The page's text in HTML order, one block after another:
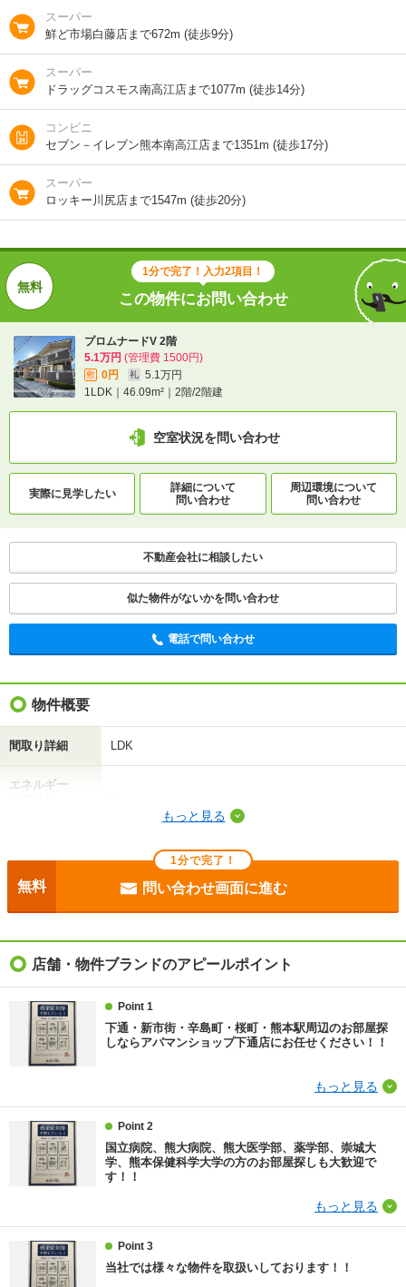
階建 2階/2階建
総戸数
向き 東
住所 熊本県熊本市南区白藤１
交通
ＪＲ鹿児島本線/川尻駅 歩19分
1分で完了！入力2項目！
この物件にお問い合わせ
プロムナードV 2階
5.1万円 (管理費 1500円)
敷 0円 礼
5.1万円
1LDK｜46.09m²｜2階/2階建
空室状況を問い合わせ
実際に見学したい
詳細について
問い合わせ
間取り・設備を
問い合わせ
不動産会社に相談したい
電話で問い合わせ
スーパー
鮮ど市場白藤店まで672m (徒歩9分)
スーパー
ドラッグコスモス南高江店まで1077m (徒歩14分)
コンビニ
セブン－イレブン熊本南高江店まで1351m (徒歩17分)
スーパー
ロッキー川尻店まで1547m (徒歩20分)
1分で完了！入力2項目！
この物件にお問い合わせ
プロムナードV 2階
5.1万円 (管理費 1500円)
敷 0円 礼
5.1万円
1LDK｜46.09m²｜2階/2階建
空室状況を問い合わせ
実際に見学したい
詳細について
問い合わせ
周辺環境について
問い合わせ
不動産会社に相談したい
似た物件がないかを問い合わせ
電話で問い合わせ
物件概要
間取り詳細 LDK
エネルギー
目安光熱費
入居 即
損保 要
証委託料：賃料総額の２．２％又は５．５％ ※ペッ
ト可は２．５万／２．５％
ほか初期費用 合計6万円（内訳：クリーニング費）
その他諸費用 ｒｕｕｍサポート １９８０円（月額）
情報更新日 2026/08/05
次回更新予定日 2026/08/13
もっと見る
1分で完了！
無料 問い合わせ画面に進む
店舗・物件ブランドのアピールポイント
Point 1
下通・新市街・辛島町・桜町・熊本駅周辺のお部屋探
しならアパマンショップ下通店にお任せください！！
もっと見る
Point 2
国立病院、熊大病院、熊大医学部、薬学部、崇城大
学、熊本保健科学大学の方のお部屋探しも大歓迎で
す！！
もっと見る
Point 3
当社では様々な物件を取扱いしております！！